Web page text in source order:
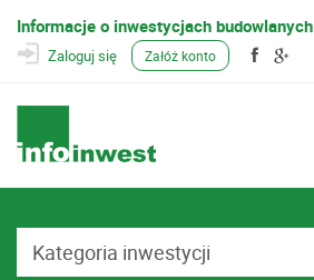
Informacje o inwestycjach budowlanych
Zaloguj się Załóż konto
Kategoria inwestycji